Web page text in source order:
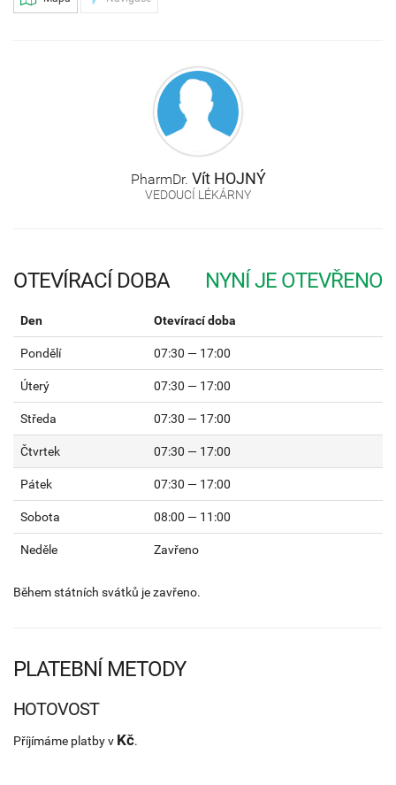
PharmDr. Vít HOJNÝ
VEDOUCÍ LÉKÁRNY
OTEVÍRACÍ DOBA
Den Otevírací doba
Pondělí 07:30 — 17:00
Úterý 07:30 — 17:00
Středa 07:30 — 17:00
Čtvrtek 07:30 — 17:00
Pátek 07:30 — 17:00
Sobota 08:00 — 11:00
Neděle Zavřeno
Během státních svátků je zavřeno.
PLATEBNÍ METODY
HOTOVOST
Příjímáme platby v Kč.